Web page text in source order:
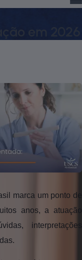
marca um ponto de
anos, a atuação
interpretações